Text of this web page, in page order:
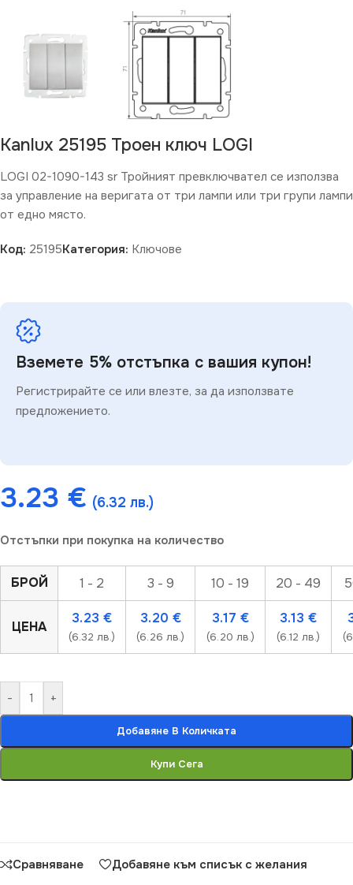
Kanlux 25195 Троен ключ LOGI
LOGI 02-1090-143 sr Тройният превключвател се използва
за управление на веригата от три лампи или три групи лампи
от едно място.
Код: 25195Категория: Ключове
Вземете 5% отстъпка с вашия купон!
Регистрирайте се или влезте, за да използвате
предложението.
3.23 € (6.32 лв.)
Отстъпки при покупка на количество
БРОЙ 1 - 2 3 - 9 10 - 19 20 - 49
ЦЕНА
3.23 €
(6.32 лв.)
3.20 €
(6.26 лв.)
3.17 €
(6.20 лв.)
3.13 €
(6.12 лв.)
- +
Добавяне В Количката
Купи Сега
Сравняване Добавяне към списък с желания